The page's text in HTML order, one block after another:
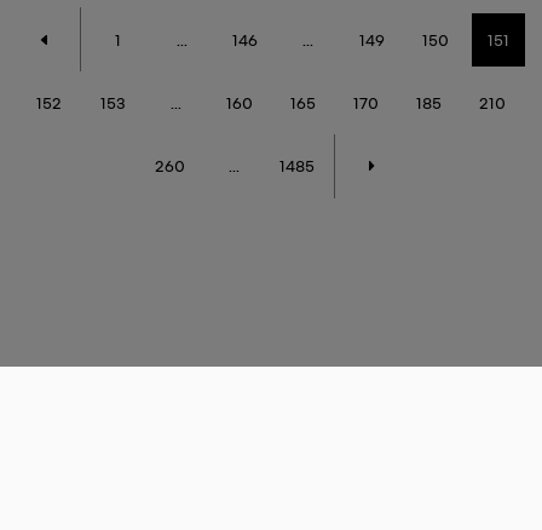
1 146 149 150 151
152 153 160 165 170 185 210
260 1485